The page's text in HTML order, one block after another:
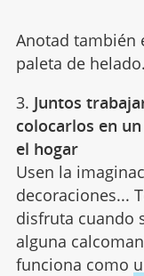
Anotad también
paleta de helado.
3. Juntos
colocarlos en
el hogar
Usen la
decoraciones...
disfruta cuando
alguna
funciona como